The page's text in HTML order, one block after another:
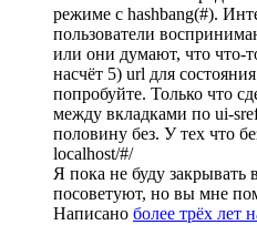
режиме с hashbang(#).
пользователи
или они думают, что что-
насчёт 5) url для
попробуйте. Только что
между вкладками по ui-
половину без. У тех что
localhost/#/
Я пока не буду закрывать
посоветуют, но вы мне
Написано более трёх лет